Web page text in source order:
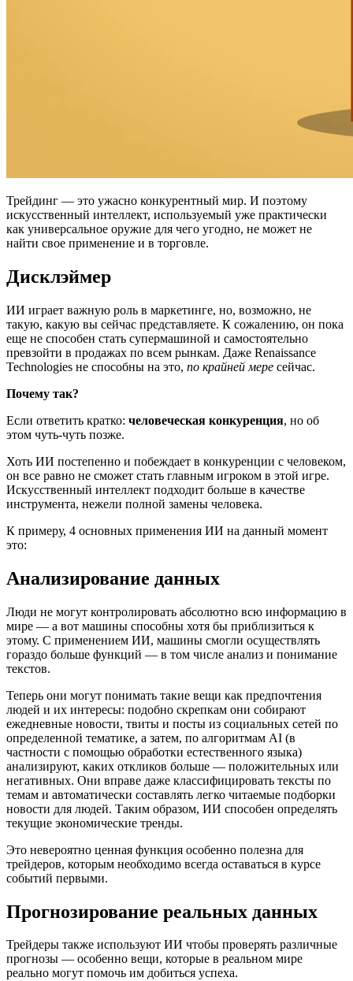
Трейдинг — это ужасно конкурентный мир. И поэтому
искусственный интеллект, используемый уже практически
как универсальное оружие для чего угодно, не может не
найти свое применение и в торговле.
Дисклэймер
ИИ играет важную роль в маркетинге, но, возможно, не
такую, какую вы сейчас представляете. К сожалению, он пока
еще не способен стать супермашиной и самостоятельно
превзойти в продажах по всем рынкам. Даже Renaissance
Technologies не способны на это, по крайней мере сейчас.
Почему так?
Если ответить кратко: человеческая конкуренция, но об
этом чуть-чуть позже.
Хоть ИИ постепенно и побеждает в конкуренции с человеком,
он все равно не сможет стать главным игроком в этой игре.
Искусственный интеллект подходит больше в качестве
инструмента, нежели полной замены человека.
К примеру, 4 основных применения ИИ на данный момент
это:
Анализирование данных
Люди не могут контролировать абсолютно всю информацию в
мире — а вот машины способны хотя бы приблизиться к
этому. С применением ИИ, машины смогли осуществлять
гораздо больше функций — в том числе анализ и понимание
текстов.
Теперь они могут понимать такие вещи как предпочтения
людей и их интересы: подобно скрепкам они собирают
ежедневные новости, твиты и посты из социальных сетей по
определенной тематике, а затем, по алгоритмам AI (в
частности с помощью обработки естественного языка)
анализируют, каких откликов больше — положительных или
негативных. Они вправе даже классифицировать тексты по
темам и автоматически составлять легко читаемые подборки
новости для людей. Таким образом, ИИ способен определять
текущие экономические тренды.
Это невероятно ценная функция особенно полезна для
трейдеров, которым необходимо всегда оставаться в курсе
событий первыми.
Прогнозирование реальных данных
Трейдеры также используют ИИ чтобы проверять различные
прогнозы — особенно вещи, которые в реальном мире
реально могут помочь им добиться успеха.